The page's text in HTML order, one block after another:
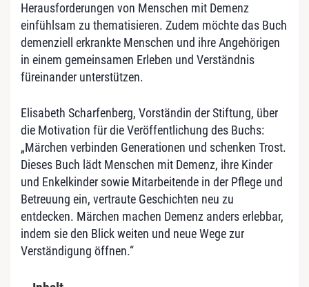
Herausforderungen von Menschen mit Demenz
einfühlsam zu thematisieren. Zudem möchte das Buch
demenziell erkrankte Menschen und ihre Angehörigen
in einem gemeinsamen Erleben und Verständnis
füreinander unterstützen.
Elisabeth Scharfenberg, Vorständin der Stiftung, über
die Motivation für die Veröffentlichung des Buchs:
„Märchen verbinden Generationen und schenken Trost.
Dieses Buch lädt Menschen mit Demenz, ihre Kinder
und Enkelkinder sowie Mitarbeitende in der Pflege und
Betreuung ein, vertraute Geschichten neu zu
entdecken. Märchen machen Demenz anders erlebbar,
indem sie den Blick weiten und neue Wege zur
Verständigung öffnen.“